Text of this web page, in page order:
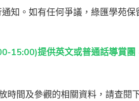
知。如有任何爭議，綠匯學苑保
15:00)提供英文或普通話導賞團
時間及參觀的相關資料，請查閱